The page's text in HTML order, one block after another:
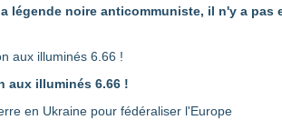
légende noire anticommuniste, il n'y a pas
aux illuminés 6.66 !